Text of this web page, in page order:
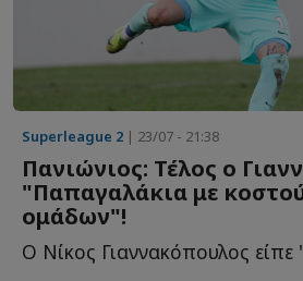
Superleague 2 | 23/07 - 21:38
Πανιώνιος: Τέλος ο
"Παπαγαλάκια με
ομάδων"!